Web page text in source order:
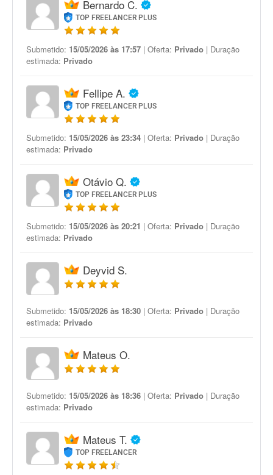
Bernardo C.
TOP FREELANCER PLUS
Submetido: 15/05/2026 às 17:57 | Oferta: Privado | Duração
estimada: Privado
Fellipe A.
TOP FREELANCER PLUS
Submetido: 15/05/2026 às 23:34 | Oferta: Privado | Duração
estimada: Privado
Otávio Q.
TOP FREELANCER PLUS
Submetido: 15/05/2026 às 20:21 | Oferta: Privado | Duração
estimada: Privado
Deyvid S.
Submetido: 15/05/2026 às 18:30 | Oferta: Privado | Duração
estimada: Privado
Mateus O.
Submetido: 15/05/2026 às 18:36 | Oferta: Privado | Duração
estimada: Privado
Mateus T.
TOP FREELANCER